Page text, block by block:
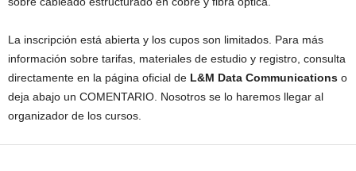
La inscripción está abierta y los cupos son limitados. Para más
información sobre tarifas, materiales de estudio y registro, consulta
directamente en la página oficial de L&M Data Communications o
deja abajo un COMENTARIO. Nosotros se lo haremos llegar al
organizador de los cursos.